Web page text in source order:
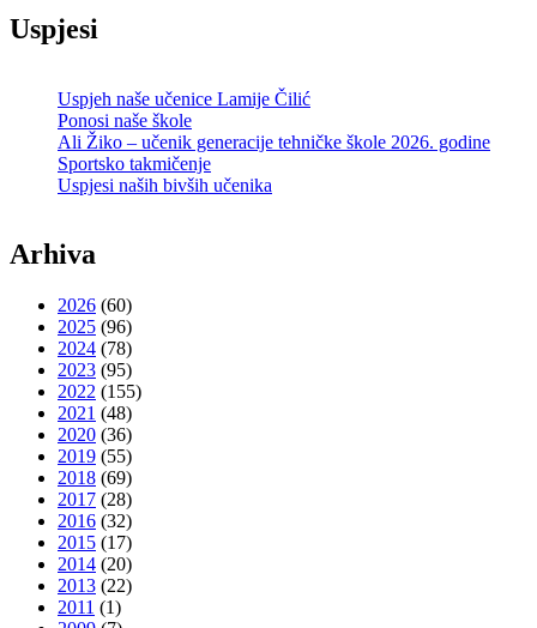
Uspjesi
Uspjeh naše učenice Lamije Čilić
Ponosi naše škole
Ali Žiko – učenik generacije tehničke škole 2026. godine
Sportsko takmičenje
Uspjesi naših bivših učenika
Arhiva
2026 (60)
2025 (96)
2024 (78)
2023 (95)
2022 (155)
2021 (48)
2020 (36)
2019 (55)
2018 (69)
2017 (28)
2016 (32)
2015 (17)
2014 (20)
2013 (22)
2011 (1)